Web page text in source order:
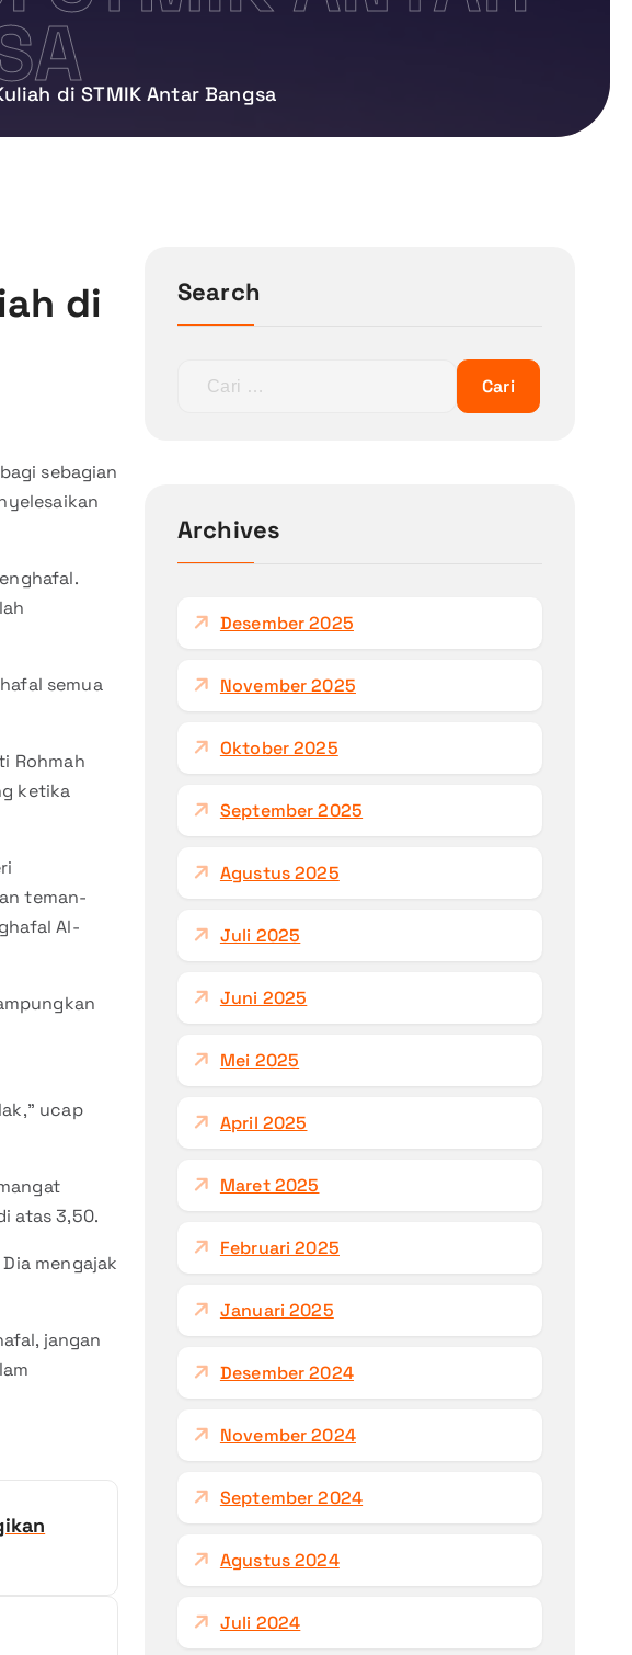
di STMIK Antar Bangsa
di
sebagian
semua
Rohmah
ketika
teman-
Al-
ucap
atas 3,50.
mengajak
jangan
Search
n
Archives
Desember 2025
November 2025
Oktober 2025
September 2025
Agustus 2025
Juli 2025
Juni 2025
Mei 2025
April 2025
Maret 2025
Februari 2025
Januari 2025
Desember 2024
November 2024
September 2024
Agustus 2024
Juli 2024